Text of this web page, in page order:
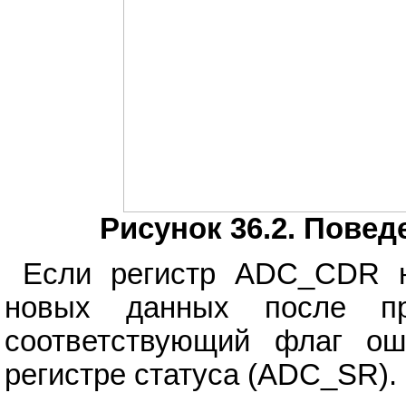
Рисунок 36.2.
Если регистр ADC_CDR
новых данных после
соответствующий флаг
регистре статуса (ADC_SR).